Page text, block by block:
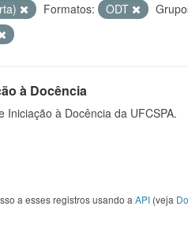
Formatos: ODT
à Docência
Iniciação à Docência da UFCSPA.
a esses registros usando a API (veja